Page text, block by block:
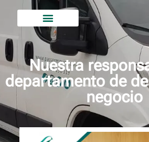
Nuestra
departamento de
negocio